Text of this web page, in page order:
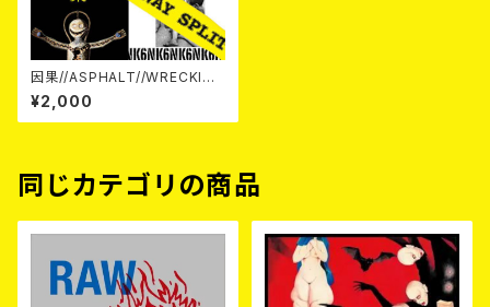
因果//ASPHALT//WRECKING
CREW//NK6 / THRASH KILL
A MOVE 4WAY SPLIT CD
¥2,000
同じカテゴリの商品